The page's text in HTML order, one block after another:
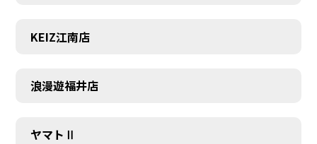
KEIZ江南店
浪漫遊福井店
ヤマトⅡ